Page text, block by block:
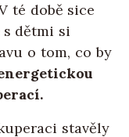
té době sice
dětmi si
o tom, co by
stavěly